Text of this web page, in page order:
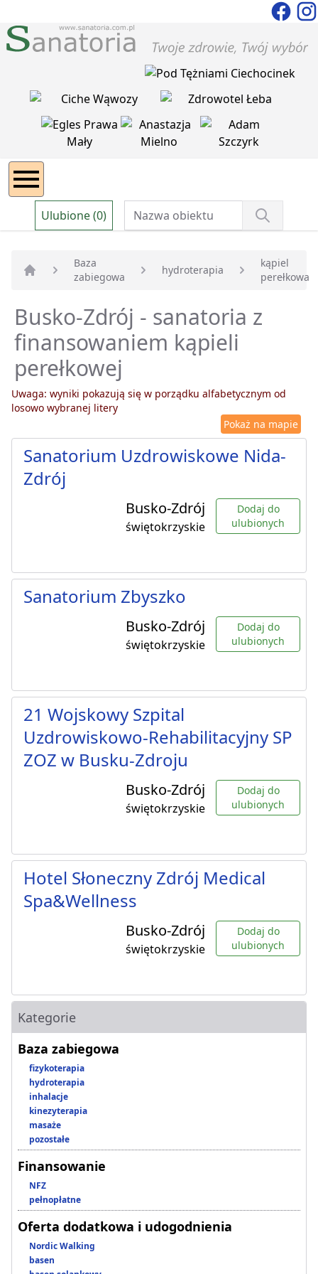
Ulubione (0)
Strona główna
Baza
zabiegowa
hydroterapia
kąpiel
perełkowa
Busko-Zdrój - sanatoria z
finansowaniem kąpieli
perełkowej
Uwaga: wyniki pokazują się w porządku alfabetycznym od
losowo wybranej litery
Pokaż na mapie
Sanatorium Uzdrowiskowe Nida-
Zdrój
Busko-Zdrój
świętokrzyskie
Dodaj do
ulubionych
Sanatorium Zbyszko
Busko-Zdrój
świętokrzyskie
Dodaj do
ulubionych
21 Wojskowy Szpital
Uzdrowiskowo-Rehabilitacyjny SP
ZOZ w Busku-Zdroju
Busko-Zdrój
świętokrzyskie
Dodaj do
ulubionych
Hotel Słoneczny Zdrój Medical
Spa&Wellness
Busko-Zdrój
świętokrzyskie
Dodaj do
ulubionych
Kategorie
Baza zabiegowa
fizykoterapia
hydroterapia
inhalacje
kinezyterapia
masaże
pozostałe
Finansowanie
NFZ
pełnopłatne
Oferta dodatkowa i udogodnienia
Nordic Walking
basen